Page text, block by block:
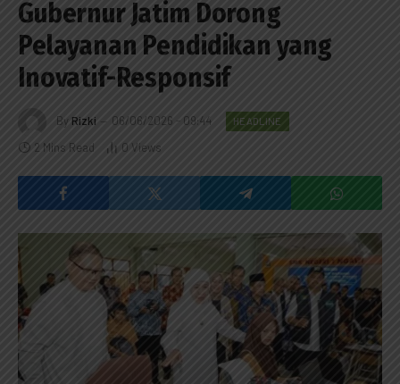
Gubernur Jatim Dorong
Pelayanan Pendidikan yang
Inovatif-Responsif
By Rizki 06/06/2026 - 09:44 HEADLINE
2 Mins Read 0 Views